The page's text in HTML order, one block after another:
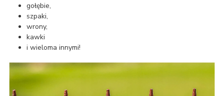
gołębie,
szpaki,
wrony,
kawki
i wieloma innymi!